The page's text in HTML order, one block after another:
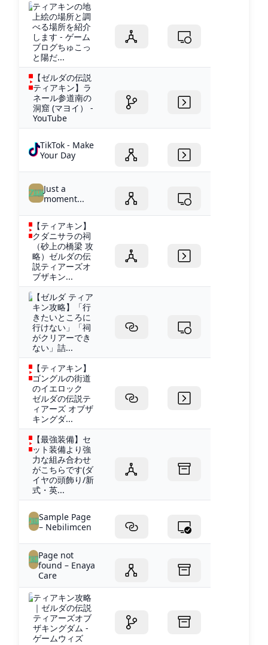
ティアキンの地
上絵の場所と調
べる場所を紹介
します - ゲーム
ブログちゅこっ
と陽だ...
【ゼルダの伝説
ティアキン】ラ
ネール参道南の
洞窟 (マヨイ） -
YouTube
TikTok - Make
Your Day
Just a
moment...
【ティアキン】
クダニサラの祠
（砂上の橋梁 攻
略）ゼルダの伝
説ティアーズオ
ブザキン...
【ゼルダ ティア
キン攻略】「行
きたいところに
行けない」「祠
がクリアーでき
ない」詰...
【ティアキン】
ゴングルの街道
のイエロック
ゼルダの伝説テ
ィアーズ オブザ
キングダ...
【最強装備】セ
ット装備より強
力な組み合わせ
がこちらです(ダ
イヤの頭飾り/新
式・英...
Sample Page
– Nebilimcen
Page not
found – Enaya
Care
ティアキン攻略
｜ゼルダの伝説
ティアーズオブ
ザキングダム -
ゲームウィズ